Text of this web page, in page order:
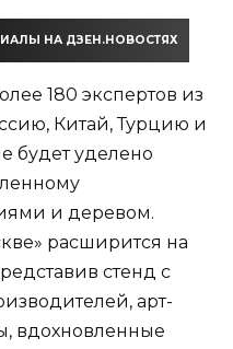
НА ДЗЕН.НОВОСТЯХ
180 экспертов из
Китай, Турцию и
будет уделено
и деревом.
расширится на
стенд с
арт-
вдохновленные